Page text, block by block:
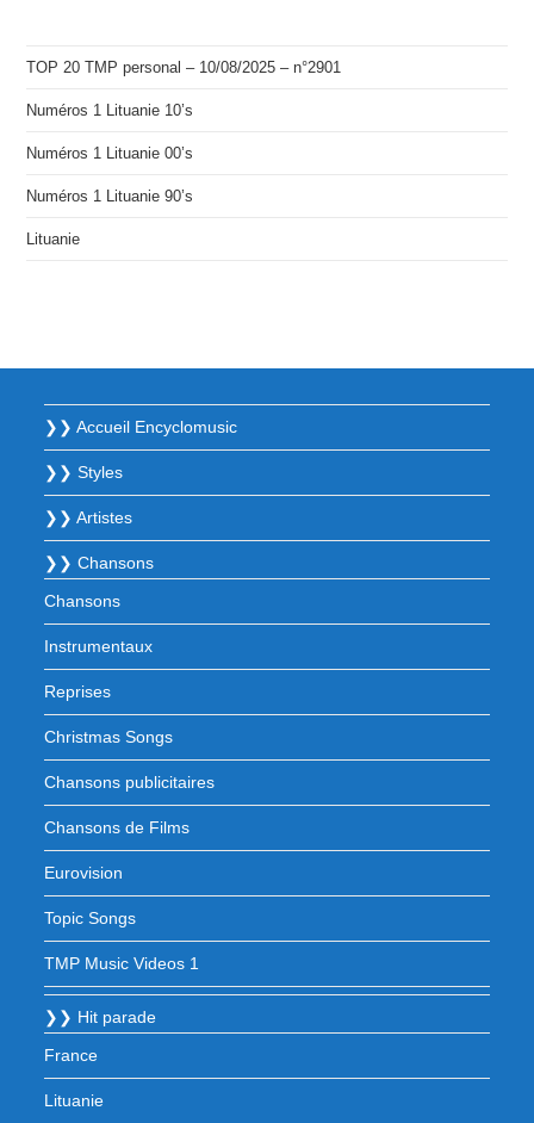
TOP 20 TMP personal – 10/08/2025 – n°2901
Numéros 1 Lituanie 10’s
Numéros 1 Lituanie 00’s
Numéros 1 Lituanie 90’s
Lituanie
❯❯ Accueil Encyclomusic
❯❯ Styles
❯❯ Artistes
❯❯ Chansons
Chansons
Instrumentaux
Reprises
Christmas Songs
Chansons publicitaires
Chansons de Films
Eurovision
Topic Songs
TMP Music Videos 1
❯❯ Hit parade
France
Lituanie